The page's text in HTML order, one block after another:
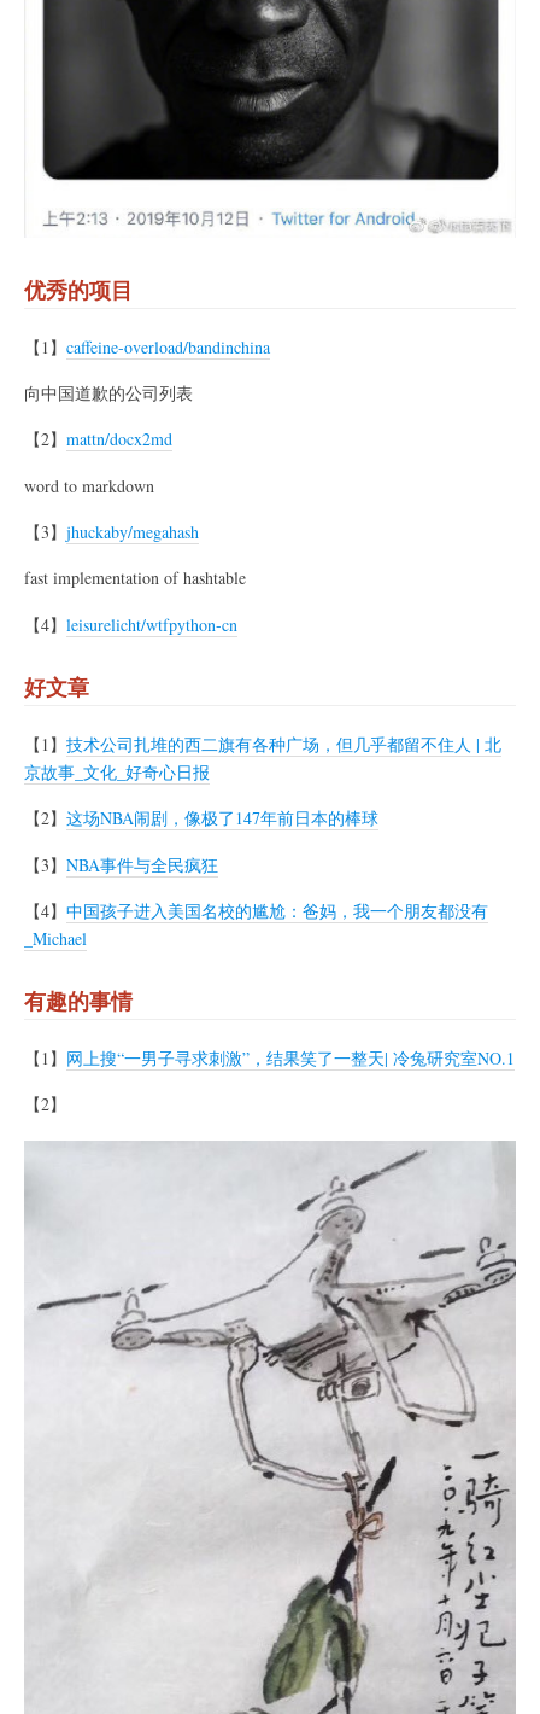
优秀的项目
【1】 caffeine-overload/bandinchina
向中国道歉的公司列表
【2】 mattn/docx2md
word to markdown
【3】 jhuckaby/megahash
fast implementation of hashtable
【4】 leisurelicht/wtfpython-cn
好文章
【1】 技术公司扎堆的西二旗有各种广场，但几乎都留不住人 | 北
京故事_文化_好奇心日报
【2】 这场NBA闹剧，像极了147年前日本的棒球
【3】 NBA事件与全民疯狂
【4】 中国孩子进入美国名校的尴尬：爸妈，我一个朋友都没有
_Michael
有趣的事情
【1】 网上搜“一男子寻求刺激”，结果笑了一整天| 冷兔研究室NO.1
【2】